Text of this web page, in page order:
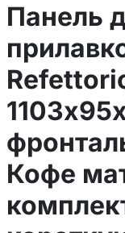
Панель
Кофе